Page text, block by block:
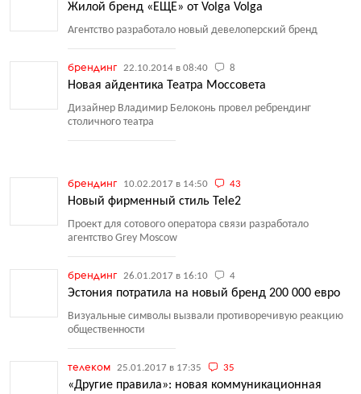
Жилой бренд «ЕЩЕ» от Volga Volga
Агентство разработало новый девелоперский бренд
брендинг 22.10.2014 в 08:40 8
Новая айдентика Театра Моссовета
Дизайнер Владимир Белоконь провел ребрендинг
столичного театра
брендинг 10.02.2017 в 14:50 43
Новый фирменный стиль Tele2
Проект для сотового оператора связи разработало
агентство Grey Moscow
брендинг 26.01.2017 в 16:10 4
Эстония потратила на новый бренд 200 000 евро
Визуальные символы вызвали противоречивую реакцию
общественности
телеком 25.01.2017 в 17:35 35
«Другие правила»: новая коммуникационная